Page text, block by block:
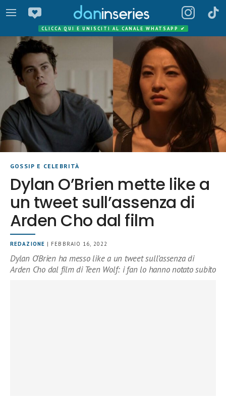
CLICCA QUI E UNISCITI AL CANALE WHATSAPP ✔
GOSSIP E CELEBRITÀ
Dylan O’Brien mette like a
un tweet sull’assenza di
Arden Cho dal film
REDAZIONE | FEBBRAIO 16, 2022
Dylan O’Brien ha messo like a un tweet sull’assenza di
Arden Cho dal film di Teen Wolf: i fan lo hanno notato subito